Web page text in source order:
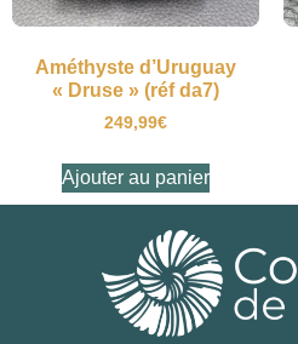
Améthyste d’Uruguay
« Druse » (réf da7)
249,99€
Ajouter au panier